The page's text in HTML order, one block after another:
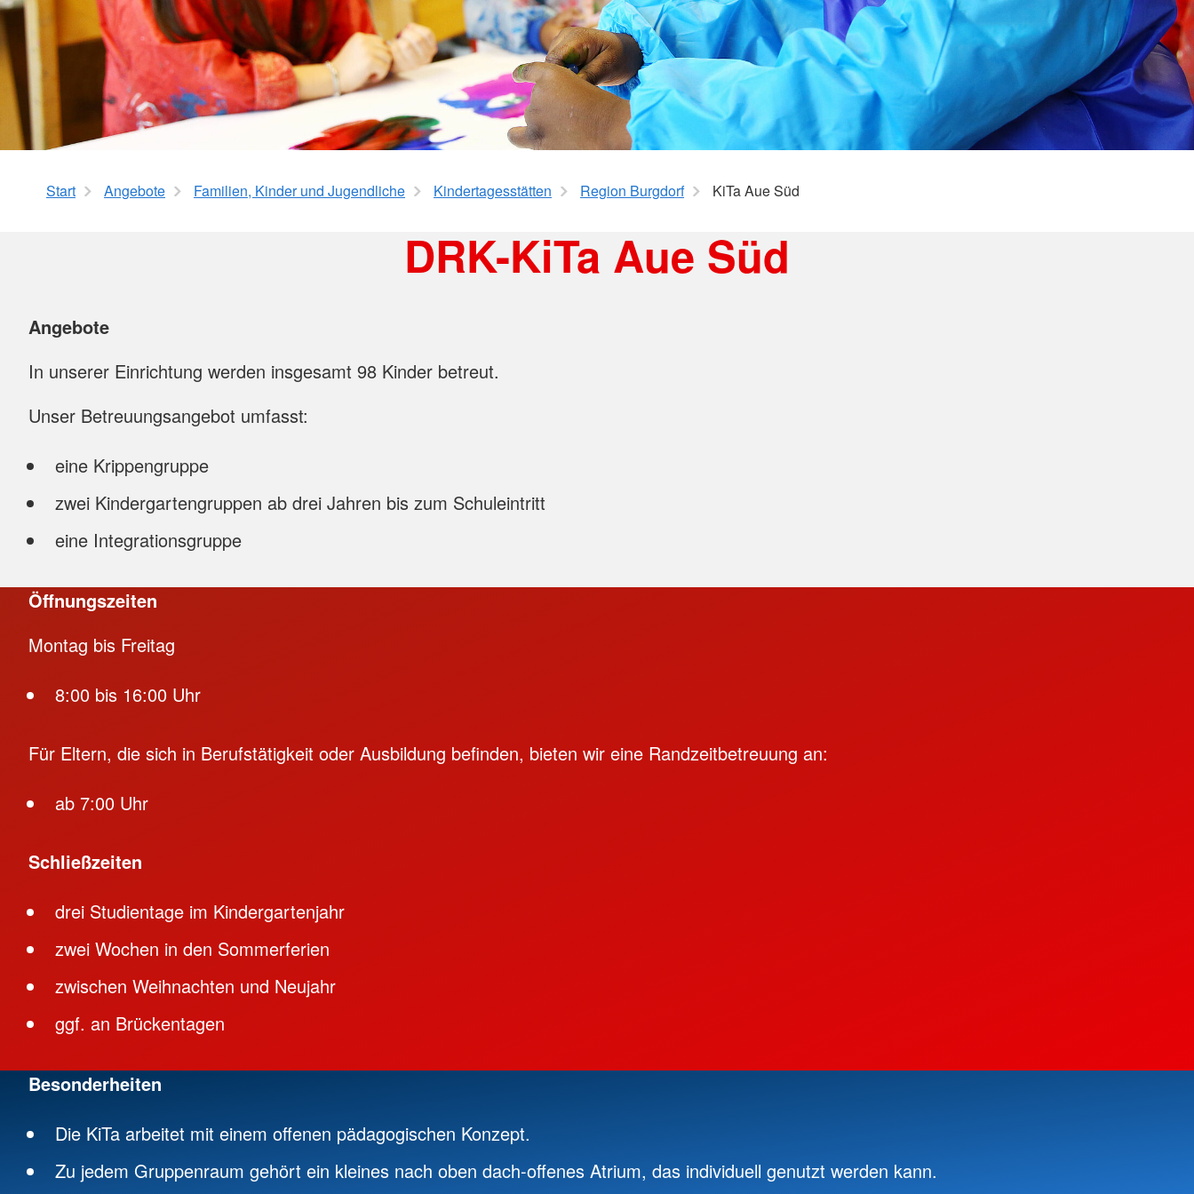
Ganztagesangebot
Angebote für Kinder und
Jugendliche
Kinder- und Jugendfreizeiten
Allgemeine Sozialberatung
Lebensmittelausgabe Mittelfeld
Secondhand-Shop Hannover-
Roderbruch
Verleih mobiler Rampen
Rettungsdienst und
Krankentransport
Start Angebote Familien, Kinder und Jugendliche Kindertagesstätten Region Burgdorf KiTa Aue Süd
DRK-KiTa Aue Süd
Angebote
In unserer Einrichtung werden insgesamt 98 Kinder betreut.
Unser Betreuungsangebot umfasst:
eine Krippengruppe
zwei Kindergartengruppen ab drei Jahren bis zum Schuleintritt
eine Integrationsgruppe
Öffnungszeiten
Montag bis Freitag
8:00 bis 16:00 Uhr
Für Eltern, die sich in Berufstätigkeit oder Ausbildung befinden, bieten wir eine Randzeitbetreuung an:
ab 7:00 Uhr
Schließzeiten
drei Studientage im Kindergartenjahr
zwei Wochen in den Sommerferien
zwischen Weihnachten und Neujahr
ggf. an Brückentagen
Besonderheiten
Die KiTa arbeitet mit einem offenen pädagogischen Konzept.
Zu jedem Gruppenraum gehört ein kleines nach oben dach-offenes Atrium, das individuell genutzt werden kann.